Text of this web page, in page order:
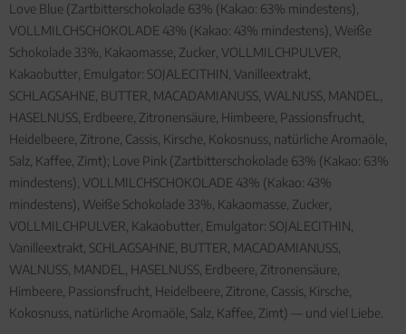
Love Blue (Zartbitterschokolade 63% (Kakao: 63% mindestens),
VOLLMILCHSCHOKOLADE 43% (Kakao: 43% mindestens), Weiße
Schokolade 33%, Kakaomasse, Zucker, VOLLMILCHPULVER,
Kakaobutter, Emulgator: SOJALECITHIN, Vanilleextrakt,
SCHLAGSAHNE, BUTTER, MACADAMIANUSS, WALNUSS, MANDEL,
HASELNUSS, Erdbeere, Zitronensäure, Himbeere, Passionsfrucht,
Heidelbeere, Zitrone, Cassis, Kirsche, Kokosnuss, natürliche Aromaöle,
Salz, Kaffee, Zimt); Love Pink (Zartbitterschokolade 63% (Kakao: 63%
mindestens), VOLLMILCHSCHOKOLADE 43% (Kakao: 43%
mindestens), Weiße Schokolade 33%, Kakaomasse, Zucker,
VOLLMILCHPULVER, Kakaobutter, Emulgator: SOJALECITHIN,
Vanilleextrakt, SCHLAGSAHNE, BUTTER, MACADAMIANUSS,
WALNUSS, MANDEL, HASELNUSS, Erdbeere, Zitronensäure,
Himbeere, Passionsfrucht, Heidelbeere, Zitrone, Cassis, Kirsche,
Kokosnuss, natürliche Aromaöle, Salz, Kaffee, Zimt) — und viel Liebe.